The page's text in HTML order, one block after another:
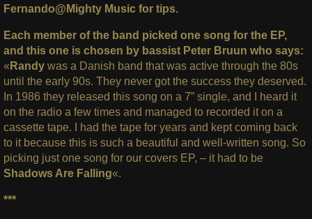
Fernando@Mighty Music for tips.
Each member of the band picked one song for the EP,
and this one is chosen by bassist Peter Bruun who says:
« Randy was a Danish band that was active through the 80s
until the early 90s. They never got the success they deserved.
In 1986 they released this song on a 7” single, and I heard it
on the radio a few times and managed to recorded it on a
cassette tape. I had the tape for years and kept coming back
to it because this is such a beautiful and well-written song. So
picking just one song for our covers EP, – it had to be
Shadows Are Falling«.
***